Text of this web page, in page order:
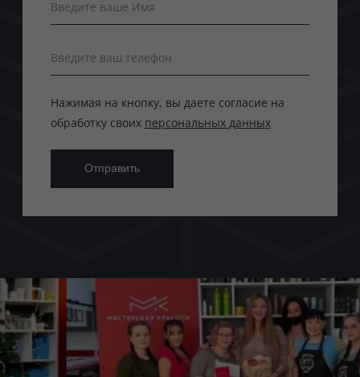
Введите ваше Имя
Введите ваш телефон
Нажимая на кнопку, вы даете согласие на
обработку своих персональных данных